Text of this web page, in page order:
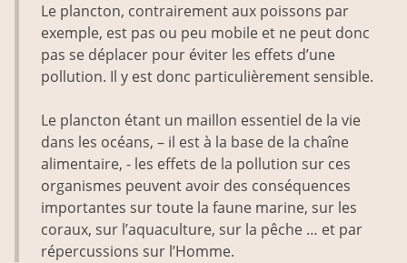
Le plancton, contrairement aux poissons par
exemple, est pas ou peu mobile et ne peut donc
pas se déplacer pour éviter les effets d’une
pollution. Il y est donc particulièrement sensible.
Le plancton étant un maillon essentiel de la vie
dans les océans, – il est à la base de la chaîne
alimentaire, - les effets de la pollution sur ces
organismes peuvent avoir des conséquences
importantes sur toute la faune marine, sur les
coraux, sur l’aquaculture, sur la pêche … et par
répercussions sur l’Homme.